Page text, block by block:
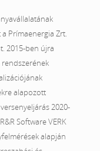
Prímaenergia Zrt.
2015-ben újra
rendszerének
alapozott
2020-
Software VERK
alapján